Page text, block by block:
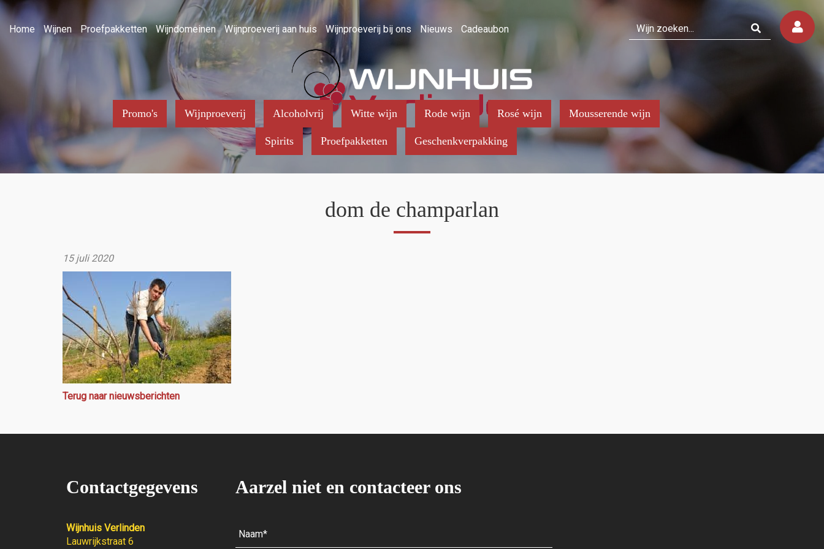
Home Wijnen Proefpakketten Wijndomeinen Wijnproeverij aan huis Wijnproeverij bij ons Nieuws Cadeaubon
Promo's Wijnproeverij Alcoholvrij Witte wijn Rode wijn Rosé wijn Mousserende wijn
Spirits Proefpakketten Geschenkverpakking
dom de champarlan
15 juli 2020
Terug naar nieuwsberichten
Contactgegevens
Wijnhuis Verlinden
Lauwrijkstraat 6
Aarzel niet en contacteer ons